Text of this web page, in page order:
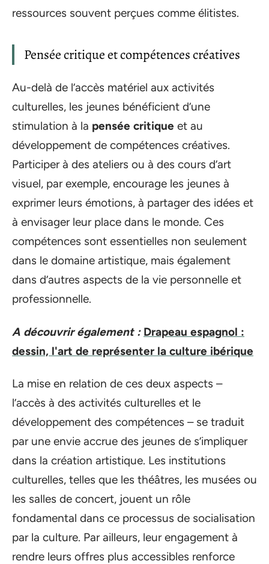
ressources souvent perçues comme élitistes.
Pensée critique et compétences créatives
Au-delà de l’accès matériel aux activités
culturelles, les jeunes bénéficient d’une
stimulation à la pensée critique et au
développement de compétences créatives.
Participer à des ateliers ou à des cours d’art
visuel, par exemple, encourage les jeunes à
exprimer leurs émotions, à partager des idées et
à envisager leur place dans le monde. Ces
compétences sont essentielles non seulement
dans le domaine artistique, mais également
dans d’autres aspects de la vie personnelle et
professionnelle.
A découvrir également : Drapeau espagnol :
dessin, l'art de représenter la culture ibérique
La mise en relation de ces deux aspects –
l’accès à des activités culturelles et le
développement des compétences – se traduit
par une envie accrue des jeunes de s’impliquer
dans la création artistique. Les institutions
culturelles, telles que les théâtres, les musées ou
les salles de concert, jouent un rôle
fondamental dans ce processus de socialisation
par la culture. Par ailleurs, leur engagement à
rendre leurs offres plus accessibles renforce